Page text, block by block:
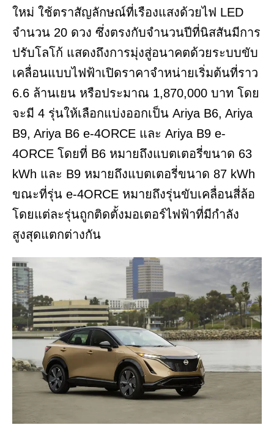
ใหม่ ใช้ตราสัญลักษณ์ที่เรืองแสงด้วยไฟ LED
จำนวน 20 ดวง ซึ่งตรงกับจำนวนปีที่นิสสันมีการ
ปรับโลโก้ แสดงถึงการมุ่งสู่อนาคตด้วยระบบขับ
เคลื่อนแบบไฟฟ้าเปิดราคาจำหน่ายเริ่มต้นที่ราว
6.6 ล้านเยน หรือประมาณ 1,870,000 บาท โดย
จะมี 4 รุ่นให้เลือกแบ่งออกเป็น Ariya B6, Ariya
B9, Ariya B6 e-4ORCE และ Ariya B9 e-
4ORCE โดยที่ B6 หมายถึงแบตเตอรี่ขนาด 63
kWh และ B9 หมายถึงแบตเตอรี่ขนาด 87 kWh
ขณะที่รุ่น e-4ORCE หมายถึงรุ่นขับเคลื่อนสี่ล้อ
โดยแต่ละรุ่นถูกติดตั้งมอเตอร์ไฟฟ้าที่มีกำลัง
สูงสุดแตกต่างกัน